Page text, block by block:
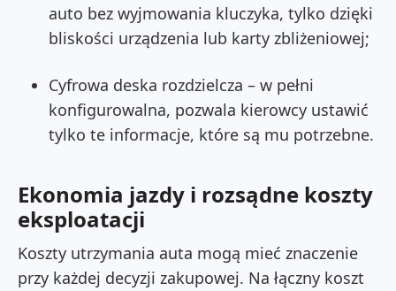
auto bez wyjmowania kluczyka, tylko dzięki
bliskości urządzenia lub karty zbliżeniowej;
Cyfrowa deska rozdzielcza – w pełni
konfigurowalna, pozwala kierowcy ustawić
tylko te informacje, które są mu potrzebne.
Ekonomia jazdy i rozsądne koszty
eksploatacji
Koszty utrzymania auta mogą mieć znaczenie
przy każdej decyzji zakupowej. Na łączny koszt